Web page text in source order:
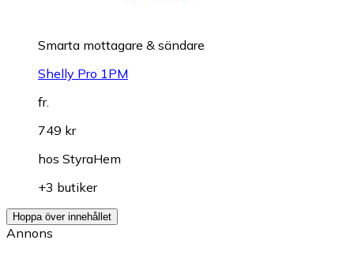
Smarta mottagare & sändare
Shelly Pro 1PM
fr.
749 kr
hos StyraHem
+3 butiker
Hoppa över innehållet
Annons